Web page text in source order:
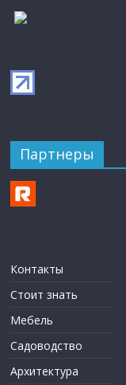
Партнеры
Контакты
Стоит знать
Мебель
Садоводство
Архитектура